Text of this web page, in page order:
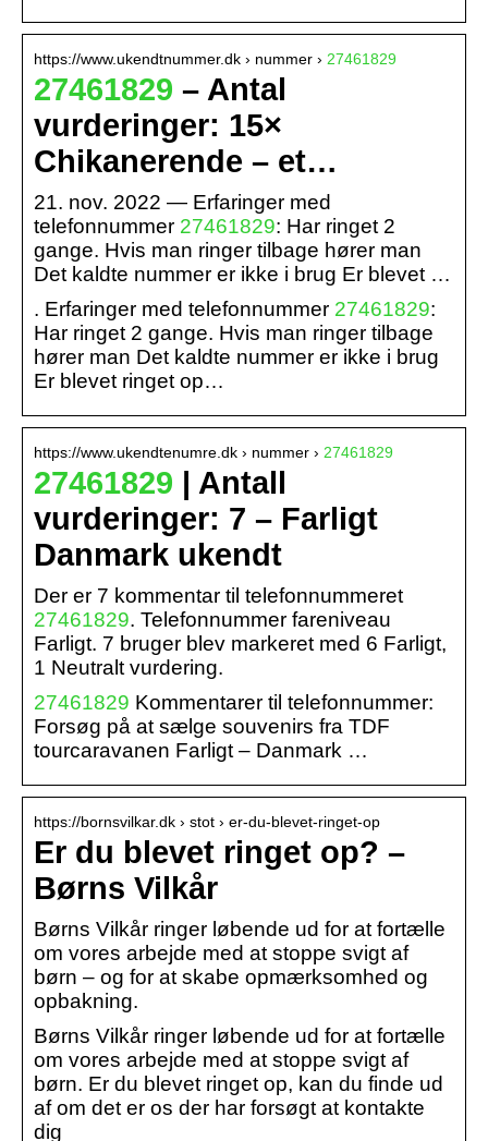
https://www.ukendtnummer.dk › nummer › 27461829
27461829 – Antal
vurderinger: 15×
Chikanerende – et…
21. nov. 2022 — Erfaringer med
telefonnummer 27461829: Har ringet 2
gange. Hvis man ringer tilbage hører man
Det kaldte nummer er ikke i brug Er blevet …
. Erfaringer med telefonnummer 27461829:
Har ringet 2 gange. Hvis man ringer tilbage
hører man Det kaldte nummer er ikke i brug
Er blevet ringet op…
https://www.ukendtenumre.dk › nummer › 27461829
27461829 | Antall
vurderinger: 7 – Farligt
Danmark ukendt
Der er 7 kommentar til telefonnummeret
27461829. Telefonnummer fareniveau
Farligt. 7 bruger blev markeret med 6 Farligt,
1 Neutralt vurdering.
27461829 Kommentarer til telefonnummer:
Forsøg på at sælge souvenirs fra TDF
tourcaravanen Farligt – Danmark …
https://bornsvilkar.dk › stot › er-du-blevet-ringet-op
Er du blevet ringet op? –
Børns Vilkår
Børns Vilkår ringer løbende ud for at fortælle
om vores arbejde med at stoppe svigt af
børn – og for at skabe opmærksomhed og
opbakning.
Børns Vilkår ringer løbende ud for at fortælle
om vores arbejde med at stoppe svigt af
børn. Er du blevet ringet op, kan du finde ud
af om det er os der har forsøgt at kontakte
dig